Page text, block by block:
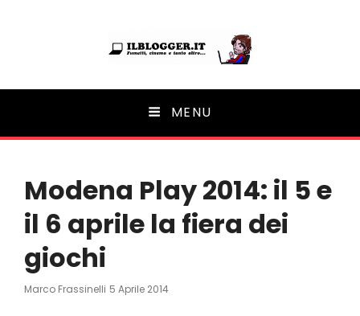
Ilblogger.it
Il portalino di blog | MENU
Modena Play 2014: il 5 e
il 6 aprile la fiera dei
giochi
Marco Frassinelli Posted
5 Aprile 2014